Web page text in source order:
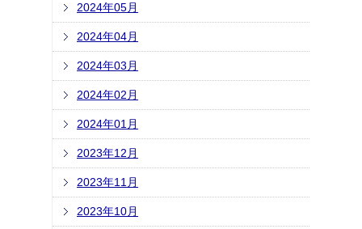
2024年05月
2024年04月
2024年03月
2024年02月
2024年01月
2023年12月
2023年11月
2023年10月